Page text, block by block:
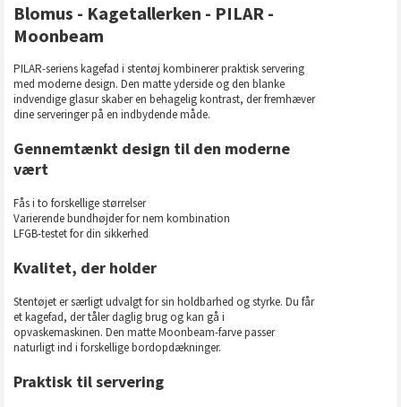
Blomus - Kagetallerken - PILAR -
Moonbeam
PILAR-seriens kagefad i stentøj kombinerer praktisk servering
med moderne design. Den matte yderside og den blanke
indvendige glasur skaber en behagelig kontrast, der fremhæver
dine serveringer på en indbydende måde.
Gennemtænkt design til den moderne
vært
Fås i to forskellige størrelser
Varierende bundhøjder for nem kombination
LFGB-testet for din sikkerhed
Kvalitet, der holder
Stentøjet er særligt udvalgt for sin holdbarhed og styrke. Du får
et kagefad, der tåler daglig brug og kan gå i
opvaskemaskinen. Den matte Moonbeam-farve passer
naturligt ind i forskellige bordopdækninger.
Praktisk til servering